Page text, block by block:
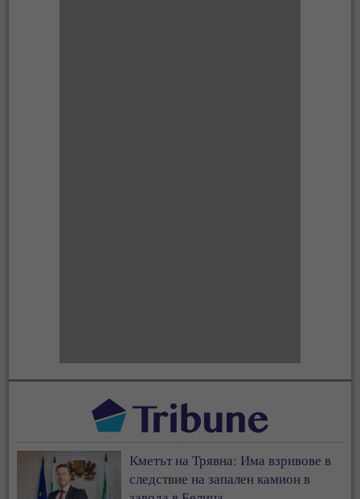
Кметът на Трявна: Има взривове в
следствие на запален камион в